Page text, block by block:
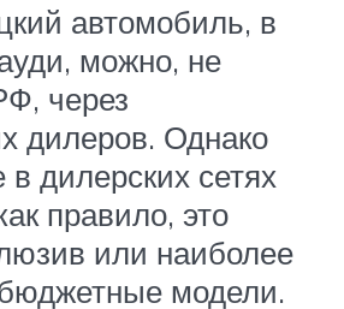
автомобиль, в
можно, не
через
дилеров. Однако
дилерских сетях
правило, это
или наиболее
модели.